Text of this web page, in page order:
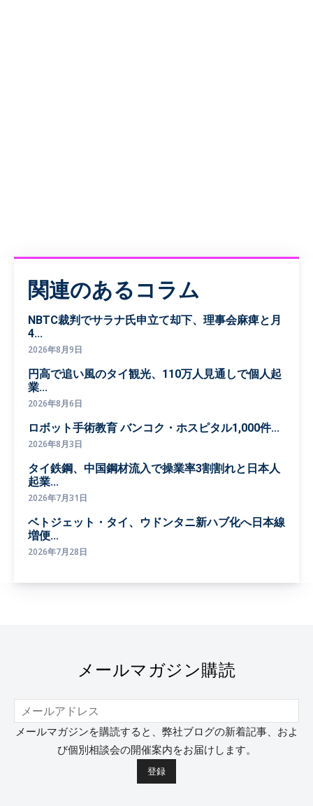
関連のあるコラム
NBTC裁判でサラナ氏申立て却下、理事会麻痺と月
4...
2026年8月9日
円高で追い風のタイ観光、110万人見通しで個人起
業...
2026年8月6日
ロボット手術教育 バンコク・ホスピタル1,000件...
2026年8月3日
タイ鉄鋼、中国鋼材流入で操業率3割割れと日本人
起業...
2026年7月31日
ベトジェット・タイ、ウドンタニ新ハブ化へ日本線
増便...
2026年7月28日
メールマガジン購読
メールマガジンを購読すると、弊社ブログの新着記事、およ
び個別相談会の開催案内をお届けします。